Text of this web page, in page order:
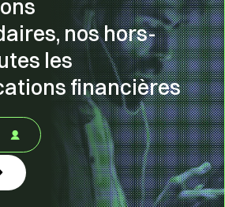
nos hors-
les
financières